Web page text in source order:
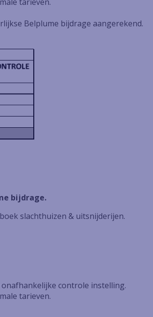
Belplume bijdrage aangerekend.
bijdrage.
slachthuizen & uitsnijderijen.
controle instelling.
tarieven.